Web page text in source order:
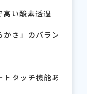
高い酸素透過
かさ」のバラン
トタッチ機能あ